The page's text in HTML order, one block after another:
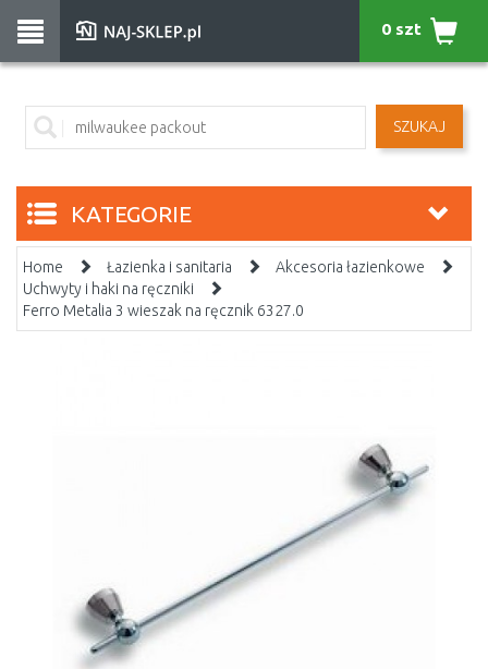
SZUKAJ
0 szt
KATEGORIE
Home Łazienka i sanitaria
Akcesoria łazienkowe
Uchwyty i haki na ręczniki
Ferro Metalia 3 wieszak na ręcznik 6327.0